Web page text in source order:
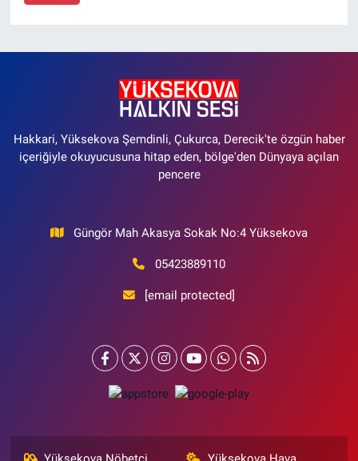
Hakkari, Yüksekova Şemdinli, Çukurca, Derecik'te özgün haber
içeriğiyle okuyucusuna hitap eden, bölge'den Dünyaya açılan
pencere
Güngör Mah Akasya Sokak No:4 Yüksekova
05423889110
[email protected]